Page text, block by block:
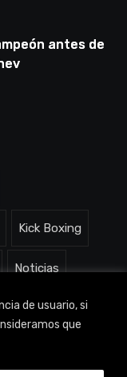
de usuario, si
que
antes de
Kick Boxing
Noticias